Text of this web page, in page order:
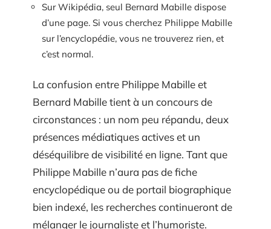
Sur Wikipédia, seul Bernard Mabille dispose
d’une page. Si vous cherchez Philippe Mabille
sur l’encyclopédie, vous ne trouverez rien, et
c’est normal.
La confusion entre Philippe Mabille et
Bernard Mabille tient à un concours de
circonstances : un nom peu répandu, deux
présences médiatiques actives et un
déséquilibre de visibilité en ligne. Tant que
Philippe Mabille n’aura pas de fiche
encyclopédique ou de portail biographique
bien indexé, les recherches continueront de
mélanger le journaliste et l’humoriste.